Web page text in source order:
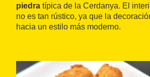
piedra típica de la Cerdanya. El
no es tan rústico, ya que la
hacia un estilo más moderno.